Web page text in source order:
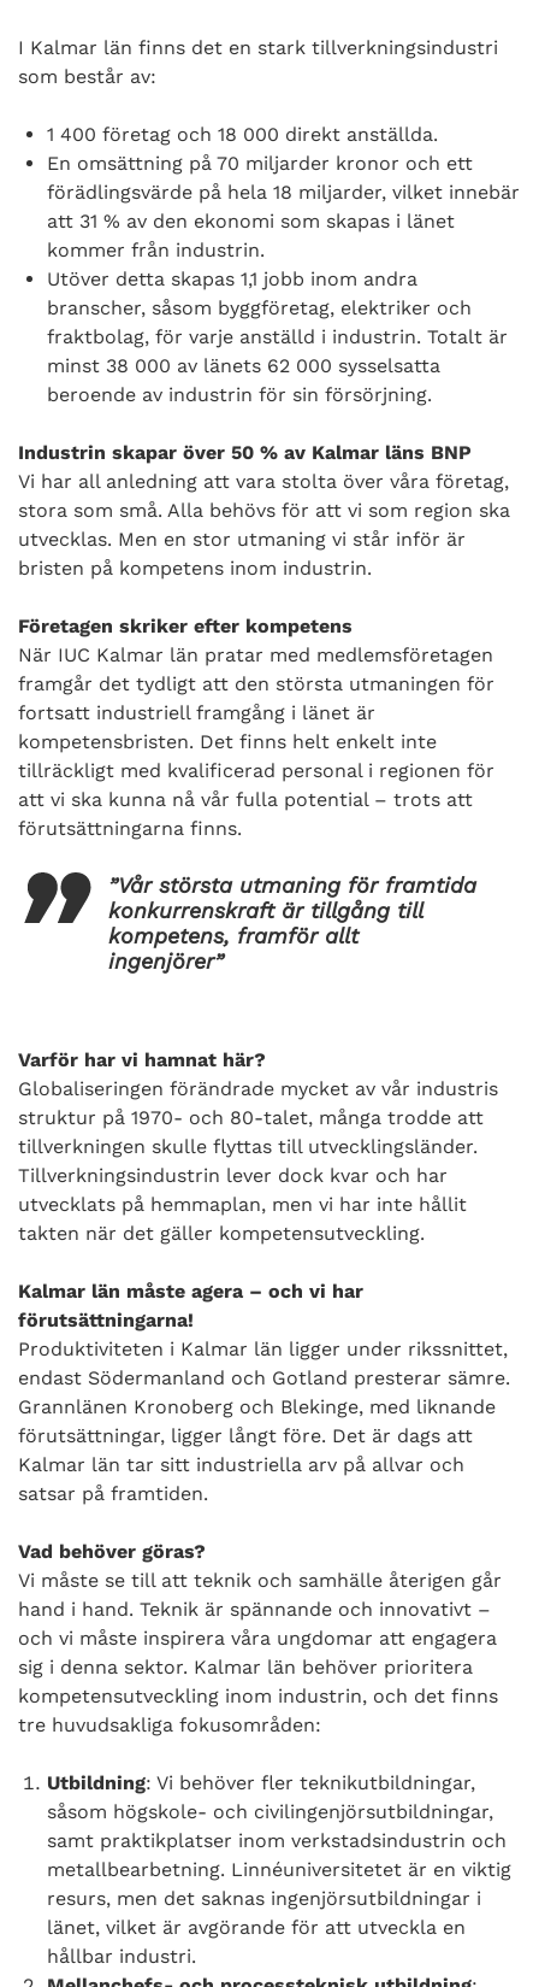
I Kalmar län finns det en stark tillverkningsindustri
som består av:
1 400 företag och 18 000 direkt anställda.
En omsättning på 70 miljarder kronor och ett
förädlingsvärde på hela 18 miljarder, vilket innebär
att 31 % av den ekonomi som skapas i länet
kommer från industrin.
Utöver detta skapas 1,1 jobb inom andra
branscher, såsom byggföretag, elektriker och
fraktbolag, för varje anställd i industrin. Totalt är
minst 38 000 av länets 62 000 sysselsatta
beroende av industrin för sin försörjning.
Industrin skapar över 50 % av Kalmar läns BNP
Vi har all anledning att vara stolta över våra företag,
stora som små. Alla behövs för att vi som region ska
utvecklas. Men en stor utmaning vi står inför är
bristen på kompetens inom industrin.
Företagen skriker efter kompetens
När IUC Kalmar län pratar med medlemsföretagen
framgår det tydligt att den största utmaningen för
fortsatt industriell framgång i länet är
kompetensbristen. Det finns helt enkelt inte
tillräckligt med kvalificerad personal i regionen för
att vi ska kunna nå vår fulla potential – trots att
förutsättningarna finns.
”Vår största utmaning för framtida
konkurrenskraft är tillgång till
kompetens, framför allt
ingenjörer”
Varför har vi hamnat här?
Globaliseringen förändrade mycket av vår industris
struktur på 1970- och 80-talet, många trodde att
tillverkningen skulle flyttas till utvecklingsländer.
Tillverkningsindustrin lever dock kvar och har
utvecklats på hemmaplan, men vi har inte hållit
takten när det gäller kompetensutveckling.
Kalmar län måste agera – och vi har
förutsättningarna!
Produktiviteten i Kalmar län ligger under rikssnittet,
endast Södermanland och Gotland presterar sämre.
Grannlänen Kronoberg och Blekinge, med liknande
förutsättningar, ligger långt före. Det är dags att
Kalmar län tar sitt industriella arv på allvar och
satsar på framtiden.
Vad behöver göras?
Vi måste se till att teknik och samhälle återigen går
hand i hand. Teknik är spännande och innovativt –
och vi måste inspirera våra ungdomar att engagera
sig i denna sektor. Kalmar län behöver prioritera
kompetensutveckling inom industrin, och det finns
tre huvudsakliga fokusområden:
Utbildning: Vi behöver fler teknikutbildningar,
såsom högskole- och civilingenjörsutbildningar,
samt praktikplatser inom verkstadsindustrin och
metallbearbetning. Linnéuniversitetet är en viktig
resurs, men det saknas ingenjörsutbildningar i
länet, vilket är avgörande för att utveckla en
hållbar industri.